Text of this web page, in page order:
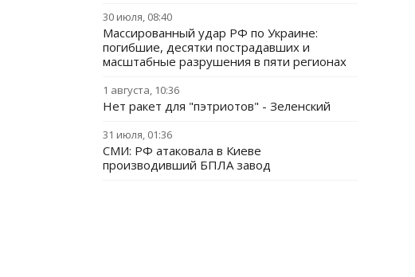
30 июля, 08:40
Массированный удар РФ по Украине:
погибшие, десятки пострадавших и
масштабные разрушения в пяти регионах
1 августа, 10:36
Нет ракет для "пэтриотов" - Зеленский
31 июля, 01:36
СМИ: РФ атаковала в Киеве
производивший БПЛА завод